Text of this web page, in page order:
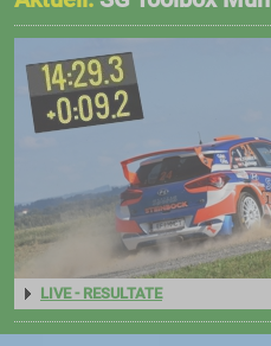
ORM
ARC
LIVE - RESULTATE